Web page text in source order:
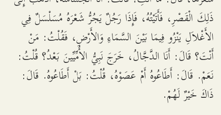
ذَلِكَ الْقَصْرِ، فَأَتَيْتُهُ، فَإِذَا رَجُلٌ يَجُرُّ شَعْرَهُ مُسَلْسَلٌ فِي
الأَغْلاَلِ يَنْزُو فِيمَا بَيْنَ السَّمَاءِ وَالأَرْضِ، فَقُلْتُ: مَنْ
أَنْتَ؟ قَالَ: أَنَا الدَّجَّالُ، خَرَجَ نَبِيُّ الأُمِّيِّينَ بَعْدُ؟ قُلْتُ:
نَعَمْ. قَالَ: أَطَاعُوهُ أَمْ عَصَوْهُ، قُلْتُ: بَلْ أَطَاعُوهُ. قَالَ:
ذَاكَ خَيْرٌ لَهُمْ.